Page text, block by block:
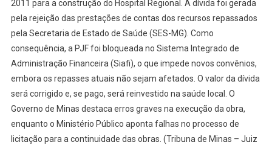
2011 para a construção do Hospital Regional. A dívida foi gerada
pela rejeição das prestações de contas dos recursos repassados
pela Secretaria de Estado de Saúde (SES-MG). Como
consequência, a PJF foi bloqueada no Sistema Integrado de
Administração Financeira (Siafi), o que impede novos convênios,
embora os repasses atuais não sejam afetados. O valor da dívida
será corrigido e, se pago, será reinvestido na saúde local. O
Governo de Minas destaca erros graves na execução da obra,
enquanto o Ministério Público aponta falhas no processo de
licitação para a continuidade das obras. (Tribuna de Minas – Juiz